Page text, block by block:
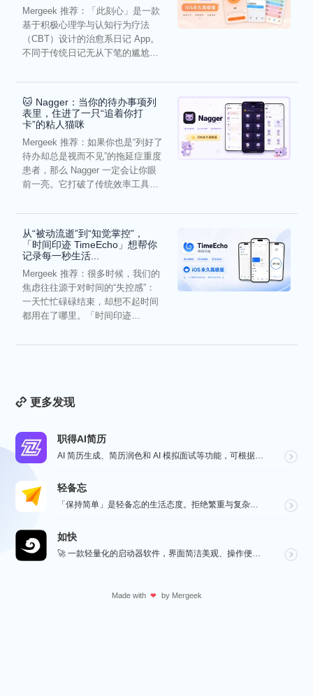
Mergeek 推荐：「此刻心」是一款
基于积极心理学与认知行为疗法
（CBT）设计的治愈系日记 App。
不同于传统日记无从下笔的尴尬，
🐱 Nagger：当你的待办事项列
表里，住进了一只“追着你打
卡”的粘人猫咪
Mergeek 推荐：如果你也是“列好了
待办却总是视而不见”的拖延症重度
患者，那么 Nagger 一定会让你眼
前一亮。它打破了传统效率工具冰
从“被动流逝”到“知觉掌控”，
「时间印迹 TimeEcho」想帮你
记录每一秒生活...
Mergeek 推荐：很多时候，我们的
焦虑往往源于对时间的“失控感”：
一天忙忙碌碌结束，却想不起时间
都用在了哪里。「时间印迹
更多发现
职得AI简历
AI 简历生成、简历润色和 AI 模拟面试等功能，可根据指定的求职岗位，一键快速生成高匹配的简历内容...
轻备忘
「保持简单」是轻备忘的生活态度。拒绝繁重与复杂，致力于快速记录与回顾，打造如轻风拂面、水过无痕的使用...
如快
🚀 一款轻量化的启动器软件，界面简洁美观、操作便捷，并且支持插件开发。支持全键盘操作。开发者目前处于...
Made with ❤ by Mergeek